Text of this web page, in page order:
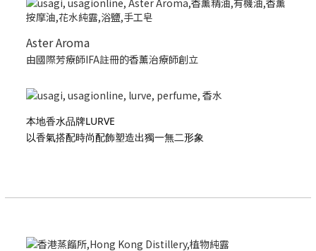
Aster Aroma
由國際芳療師IFA註冊的香薰治療師創立
本地香水品牌LURVE
以香氣搭配時尚配飾塑造出獨一無二形象